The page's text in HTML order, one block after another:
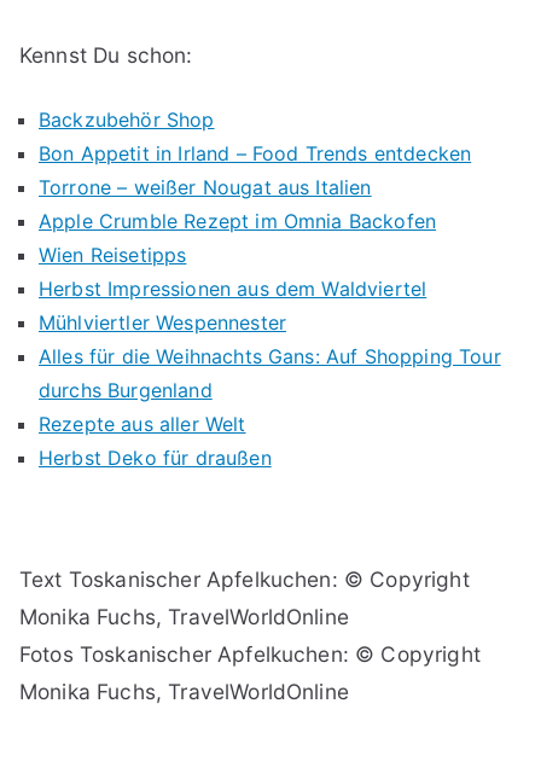
Kennst Du schon:
Backzubehör Shop
Bon Appetit in Irland – Food Trends entdecken
Torrone – weißer Nougat aus Italien
Apple Crumble Rezept im Omnia Backofen
Wien Reisetipps
Herbst Impressionen aus dem Waldviertel
Mühlviertler Wespennester
Alles für die Weihnachts Gans: Auf Shopping Tour
durchs Burgenland
Rezepte aus aller Welt
Herbst Deko für draußen
Text Toskanischer Apfelkuchen: © Copyright
Monika Fuchs, TravelWorldOnline
Fotos Toskanischer Apfelkuchen: © Copyright
Monika Fuchs, TravelWorldOnline